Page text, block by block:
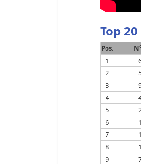
Top
Pos. N°
1
6
2
5
3
9
4
5
2
6
7
8
9
7